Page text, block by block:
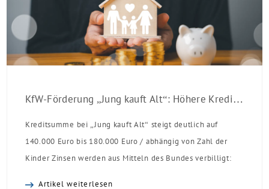
KfW-Förderung „Jung kauft Alt“: Höhere Kredite ab August 2026
Kreditsumme bei „Jung kauft Alt“ steigt deutlich auf
140.000 Euro bis 180.000 Euro / abhängig von Zahl der
Kinder Zinsen werden aus Mitteln des Bundes verbilligt:
Artikel weiterlesen